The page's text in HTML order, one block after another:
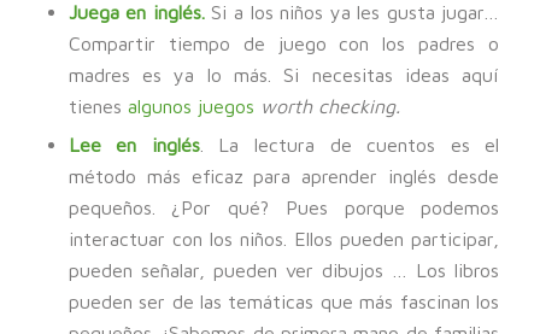
Juega en inglés.Si a los niños ya les gusta jugar…
Compartir tiempo de juego con los padres o
madres es ya lo más. Si necesitas ideas aquí
tienes algunos juegos worth checking.
Lee en inglés. La lectura de cuentos es el
método más eficaz para aprender inglés desde
pequeños. ¿Por qué? Pues porque podemos
interactuar con los niños. Ellos pueden participar,
pueden señalar, pueden ver dibujos … Los libros
pueden ser de las temáticas que más fascinan los